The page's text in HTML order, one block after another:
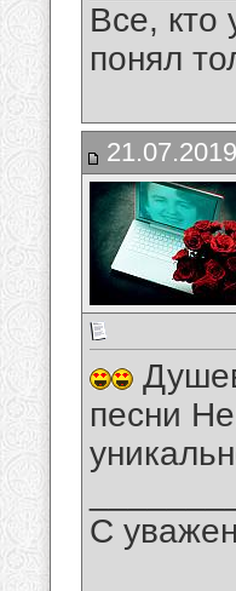
Все, кто
понял
песни
С